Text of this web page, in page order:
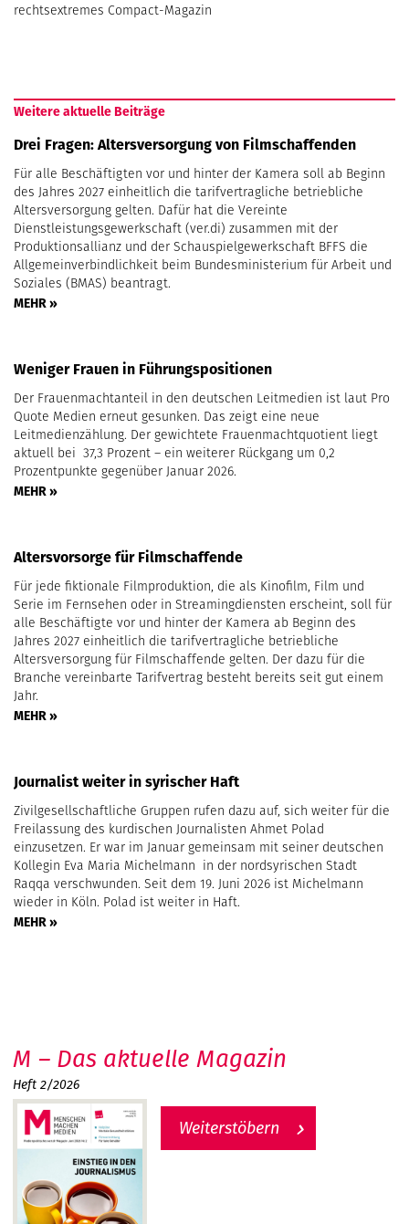
rechtsextremes Compact-Magazin
Weitere aktuelle Beiträge
Drei Fragen: Altersversorgung von Filmschaffenden
Für alle Beschäftigten vor und hinter der Kamera soll ab Beginn
des Jahres 2027 einheitlich die tarifvertragliche betriebliche
Altersversorgung gelten. Dafür hat die Vereinte
Dienstleistungsgewerkschaft (ver.di) zusammen mit der
Produktionsallianz und der Schauspielgewerkschaft BFFS die
Allgemeinverbindlichkeit beim Bundesministerium für Arbeit und
Soziales (BMAS) beantragt.
MEHR »
Weniger Frauen in Führungspositionen
Der Frauenmachtanteil in den deutschen Leitmedien ist laut Pro
Quote Medien erneut gesunken. Das zeigt eine neue
Leitmedienzählung. Der gewichtete Frauenmachtquotient liegt
aktuell bei 37,3 Prozent – ein weiterer Rückgang um 0,2
Prozentpunkte gegenüber Januar 2026.
MEHR »
Altersvorsorge für Filmschaffende
Für jede fiktionale Filmproduktion, die als Kinofilm, Film und
Serie im Fernsehen oder in Streamingdiensten erscheint, soll für
alle Beschäftigte vor und hinter der Kamera ab Beginn des
Jahres 2027 einheitlich die tarifvertragliche betriebliche
Altersversorgung für Filmschaffende gelten. Der dazu für die
Branche vereinbarte Tarifvertrag besteht bereits seit gut einem
Jahr.
MEHR »
Journalist weiter in syrischer Haft
Zivilgesellschaftliche Gruppen rufen dazu auf, sich weiter für die
Freilassung des kurdischen Journalisten Ahmet Polad
einzusetzen. Er war im Januar gemeinsam mit seiner deutschen
Kollegin Eva Maria Michelmann in der nordsyrischen Stadt
Raqqa verschwunden. Seit dem 19. Juni 2026 ist Michelmann
wieder in Köln. Polad ist weiter in Haft.
MEHR »
M – Das aktuelle Magazin
Heft 2/2026
Weiterstöbern